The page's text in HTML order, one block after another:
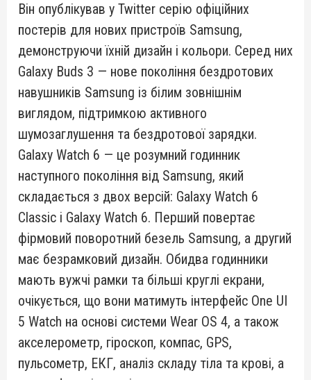
Він опублікував у Twitter серію офіційних
постерів для нових пристроїв Samsung,
демонструючи їхній дизайн і кольори. Серед них
Galaxy Buds 3 — нове покоління бездротових
навушників Samsung із білим зовнішнім
виглядом, підтримкою активного
шумозаглушення та бездротової зарядки.
Galaxy Watch 6 — це розумний годинник
наступного покоління від Samsung, який
складається з двох версій: Galaxy Watch 6
Classic і Galaxy Watch 6. Перший повертає
фірмовий поворотний безель Samsung, а другий
має безрамковий дизайн. Обидва годинники
мають вужчі рамки та більші круглі екрани,
очікується, що вони матимуть інтерфейс One UI
5 Watch на основі системи Wear OS 4, а також
акселерометр, гіроскоп, компас, GPS,
пульсометр, ЕКГ, аналіз складу тіла та крові, а